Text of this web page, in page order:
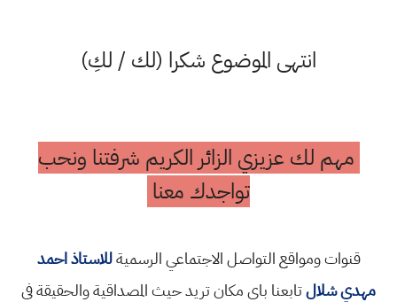
انتهى الموضوع شكرا (لك / لكِ)
مهم لك عزيزي الزائر الكريم شرفتنا ونحب
تواجدك معنا
قنوات ومواقع التواصل الاجتماعي الرسميةللاستاذ احمد
مهدي شلالتابعنا باي مكان تريد حيث المصداقية والحقيقة في